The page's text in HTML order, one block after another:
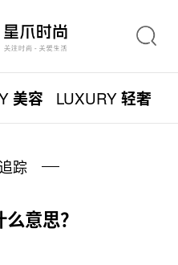
美容 LUXURY轻奢
踪
意思？